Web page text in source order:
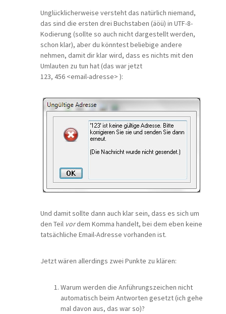
Unglücklicherweise versteht das natürlich niemand,
das sind die ersten drei Buchstaben (äöü) in UTF-8-
Kodierung (sollte so auch nicht dargestellt werden,
schon klar), aber du könntest beliebige andere
nehmen, damit dir klar wird, dass es nichts mit den
Umlauten zu tun hat (das war jetzt
123, 456 <email-adresse> ):
Und damit sollte dann auch klar sein, dass es sich um
den Teil vordem Komma handelt, bei dem eben keine
tatsächliche Email-Adresse vorhanden ist.
Jetzt wären allerdings zwei Punkte zu klären:
Warum werden die Anführungszeichen nicht
automatisch beim Antworten gesetzt (ich gehe
mal davon aus, das war so)?